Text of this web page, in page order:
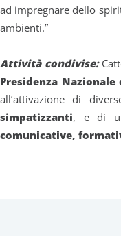
ad impregnare dello
ambienti.”
Attività condivise:
Presidenza
all’attivazione di
simpatizzanti, e di
comunicative,